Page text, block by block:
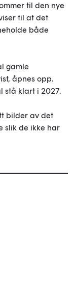
til den nye
til at det
både
gamle
åpnes opp.
stå klart i 2027.
bilder av det
slik de ikke har